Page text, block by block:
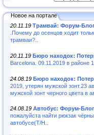
Новое на портале
20.11.19 Трамвай: Форум-
.Почему до осенцов ходит
трамваи?..
20.11.19 Бюро находок:
Barcelona. 09.11.2019 в районе
24.08.19 Бюро находок:
2019, утерян мужской зонт.23
мужской зонт черного цвета в
24.08.19 Автобус: Форум-
пожалуйста найти рюкзак
автобусе(Т/Н..